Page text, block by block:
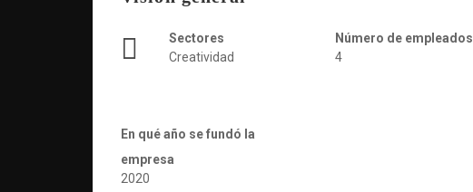
Sectores
Creatividad
Número de empleados
4
En qué año se fundó la
empresa
2020